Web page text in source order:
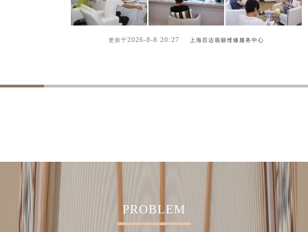
更新于2026-8-8 20:27 上海百达翡丽维修服务中心
PROBLEM